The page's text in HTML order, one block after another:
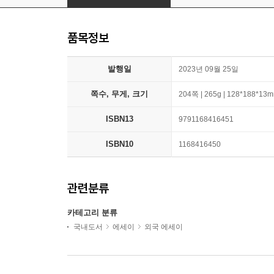
품목정보
발행일 2023년 09월 25일
쪽수, 무게, 크기 204쪽 | 265g |
ISBN13 9791168416451
ISBN10 1168416450
관련분류
카테고리 분류
국내도서 에세이 외국 에세이